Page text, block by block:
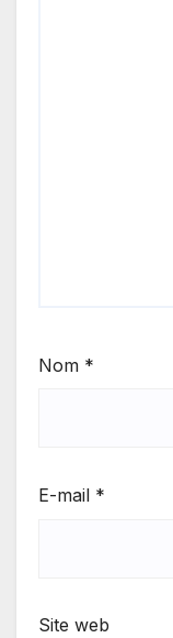
Nom *
E-mail *
Site web